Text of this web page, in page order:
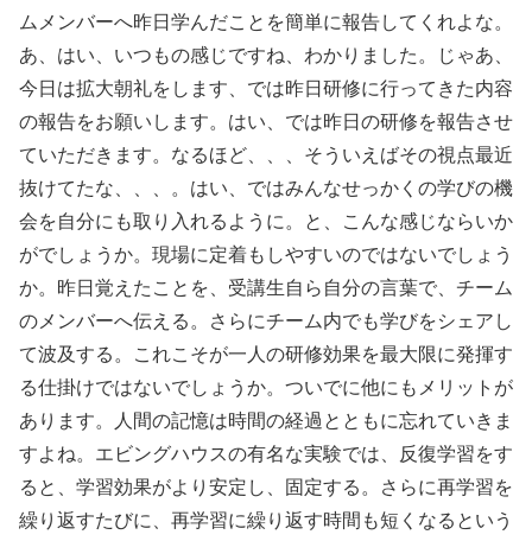
ムメンバーへ昨日学んだことを簡単に報告してくれよな。
あ、はい、いつもの感じですね、わかりました。じゃあ、
今日は拡大朝礼をします、では昨日研修に行ってきた内容
の報告をお願いします。はい、では昨日の研修を報告させ
ていただきます。なるほど、、、そういえばその視点最近
抜けてたな、、、。はい、ではみんなせっかくの学びの機
会を自分にも取り入れるように。と、こんな感じならいか
がでしょうか。現場に定着もしやすいのではないでしょう
か。昨日覚えたことを、受講生自ら自分の言葉で、チーム
のメンバーへ伝える。さらにチーム内でも学びをシェアし
て波及する。これこそが一人の研修効果を最大限に発揮す
る仕掛けではないでしょうか。ついでに他にもメリットが
あります。人間の記憶は時間の経過とともに忘れていきま
すよね。エビングハウスの有名な実験では、反復学習をす
ると、学習効果がより安定し、固定する。さらに再学習を
繰り返すたびに、再学習に繰り返す時間も短くなるという